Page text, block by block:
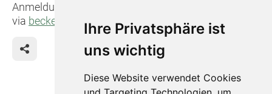
Ihre Privatsphäre ist
uns wichtig
Diese Website verwendet Cookies
Anmeldung
via beckerstaritzpreis@action365.degebeten.